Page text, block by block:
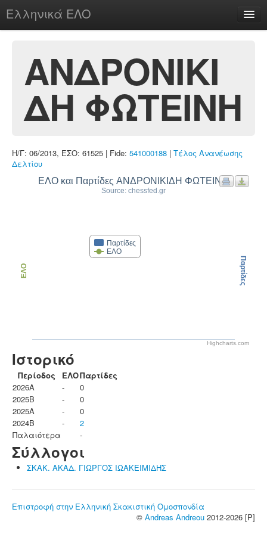
Ελληνικά ΕΛΟ
chesstu.be @ discord
Login
ΑΝΔΡΟΝΙΚΙ
ΔΗ ΦΩΤΕΙΝΗ
Η/Γ: 06/2013, ΕΣΟ: 61525 | Fide: 541000188 | Τέλος Ανανέωσης
Δελτίου
ΕΛΟ και Παρτίδες ΑΝΔΡΟΝΙΚΙΔΗ ΦΩΤΕΙΝΗ
Source: chessfed.gr
Παρτίδες
ΕΛΟ
ΕΛΟ Παρτίδες
Highcharts.com
Ιστορικό
Περίοδος ΕΛΟΠαρτίδες
2026A
-
0
2025B
-
0
2025A
-
0
2024B
-
2
Παλαιότερα
-
Σύλλογοι
ΣΚΑΚ. ΑΚΑΔ. ΓΙΩΡΓΟΣ ΙΩΑΚΕΙΜΙΔΗΣ
Επιστροφή στην Ελληνική Σκακιστική Ομοσπονδία
© Andreas Andreou 2012-2026 [P]